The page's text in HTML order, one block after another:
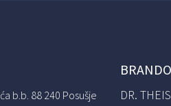
b.b. 88 240 Posušje DR.